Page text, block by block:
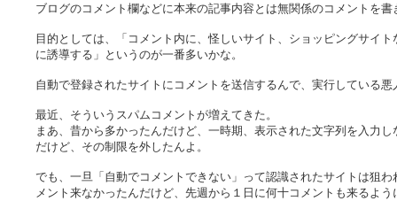
ブログのコメント欄などに本来の記事内容とは無関係のコメントを書
目的としては、「コメント内に、怪しいサイト、ショッピングサイ
に誘導する」というのが一番多いかな。
自動で登録されたサイトにコメントを送信するんで、実行している
最近、そういうスパムコメントが増えてきた。
まあ、昔から多かったんだけど、一時期、表示された文字列を入力
だけど、その制限を外したんよ。
でも、一旦「自動でコメントできない」って認識されたサイトは狙
メント来なかったんだけど、先週から１日に何十コメントも来るよう